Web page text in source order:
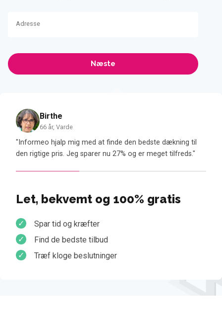
Adresse
Birthe
66 år, Varde
"Informeo hjalp mig med at finde den bedste dækning til
den rigtige pris. Jeg sparer nu 27% og er meget tilfreds."
Let, bekvemt og 100% gratis
Spar tid og kræfter
Find de bedste tilbud
Træf kloge beslutninger